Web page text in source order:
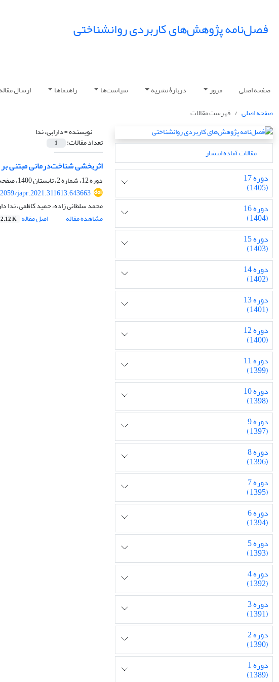
فصل‌نامه پژوهش‌های کاربردی روانشناختی
صفحه اصلی مرور دربارۀ نشریه سیاست‌ها راهنماها ارسال مقاله
صفحه اصلی
فهرست مقالات
مقالات آماده انتشار
دوره 17
(1405)
دوره 16
(1404)
دوره 15
(1403)
دوره 14
(1402)
دوره 13
(1401)
دوره 12
(1400)
دوره 11
(1399)
دوره 10
(1398)
دوره 9
(1397)
دوره 8
(1396)
دوره 7
(1395)
دوره 6
(1394)
دوره 5
(1393)
دوره 4
(1392)
دوره 3
(1391)
دوره 2
(1390)
دوره 1
(1389)
نویسنده =دارابی، ندا
تعداد مقالات: 1
اثربخشی شناخت‌درمانی مبتنی
دوره 12، شماره 2، تابستان 1400، صفحه
japr.2021.311613.643663
محمد سلطانی زاده، حمید کاظمی، ندا
مشاهده مقاله
اصل مقاله K